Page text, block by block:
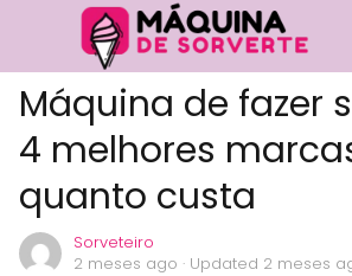
Máquina de fazer
4 melhores
quanto custa
Sorveteiro
2 meses ago · Updated 2 meses